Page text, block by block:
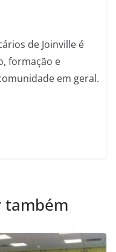
de Joinville é
formação e
em geral.
também